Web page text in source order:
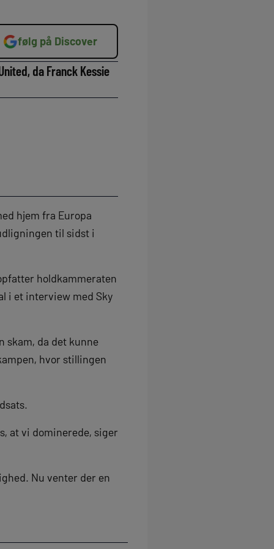
følg på Discover
da Franck Kessie
hjem fra Europa
til sidst i
holdkammeraten
i et interview med Sky
skam, da det kunne
hvor stillingen
at vi dominerede, siger
Nu venter der en